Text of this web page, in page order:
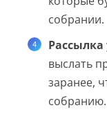
собрании.
выслать
заранее,
собранию.